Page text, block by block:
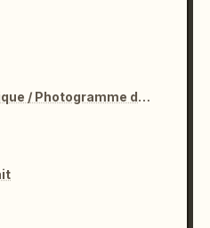
Image cinématographique / Photogramme de film